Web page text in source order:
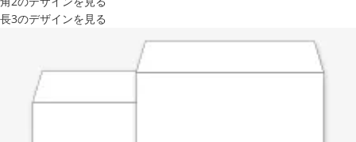
長3のデザインを見る